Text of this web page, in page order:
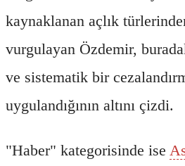
kaynaklanan açlık türlerinden
vurgulayan Özdemir,
ve sistematik bir
uygulandığının altını çizdi.
"Haber" kategorisinde ise